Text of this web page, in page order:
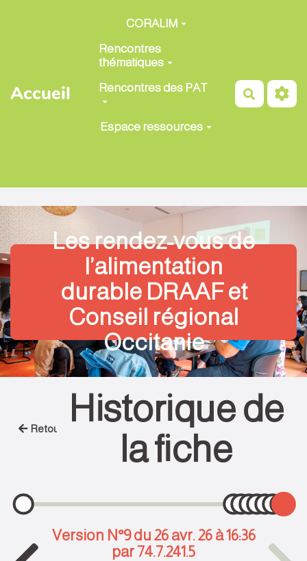
Aller au contenu principal
Accueil
CORALIM
Rencontres
thématiques
Rencontres des PAT
Espace ressources
Les rendez-vous de
l’alimentation
durable DRAAF et
Conseil régional
Occitanie
Retour
Historique de
la fiche
Version N°9 du 26 avr. 26 à 16:36
par 74.7.241.5